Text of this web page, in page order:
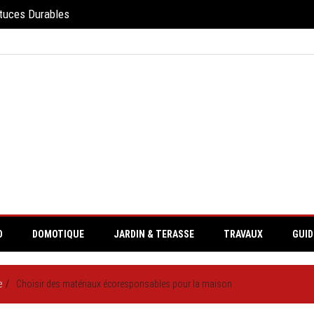
Durables
DOMOTIQUE JARDIN & TERASSE TRAVAUX
Choisir des matériaux écoresponsables pour la maison